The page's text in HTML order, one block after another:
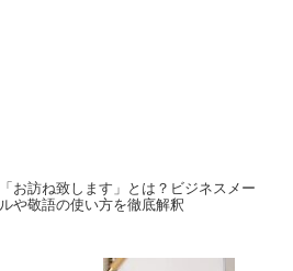
「お訪ね致します」とは？ビジネスメー
ルや敬語の使い方を徹底解釈